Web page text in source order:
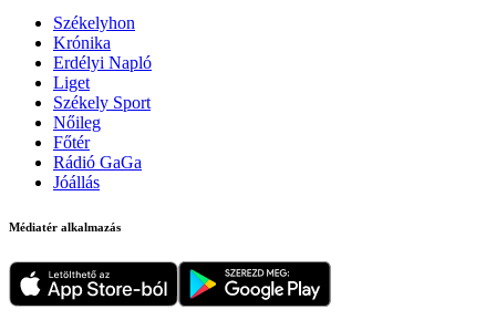
Székelyhon
Krónika
Erdélyi Napló
Liget
Székely Sport
Nőileg
Főtér
Rádió GaGa
Jóállás
Médiatér alkalmazás